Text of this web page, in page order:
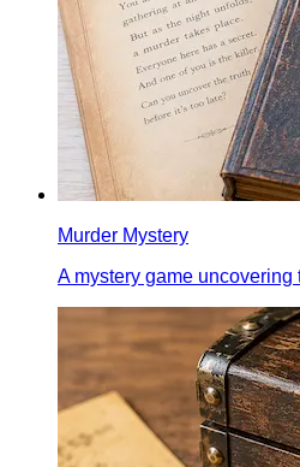
Murder Mystery
A mystery game uncovering